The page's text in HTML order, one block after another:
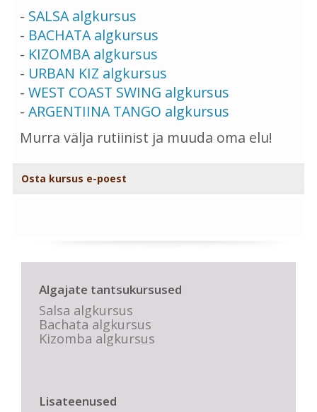
- SALSA algkursus
- BACHATA algkursus
- KIZOMBA algkursus
- URBAN KIZ algkursus
- WEST COAST SWING algkursus
- ARGENTIINA TANGO algkursus
Murra välja rutiinist ja muuda oma elu!
Osta kursus e-poest
Algajate tantsukursused
Salsa algkursus
Bachata algkursus
Kizomba algkursus
Lisateenused